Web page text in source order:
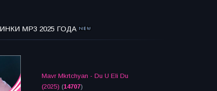
MP3 2025 ГОДА
Mavr Mkrtchyan - Du U Eli Du
(2025) (14707)